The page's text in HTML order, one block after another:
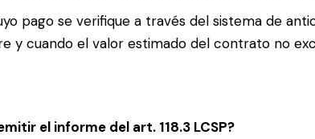
pago se verifique a través del sistema de
y cuando el valor estimado del contrato no
el informe del art. 118.3 LCSP?